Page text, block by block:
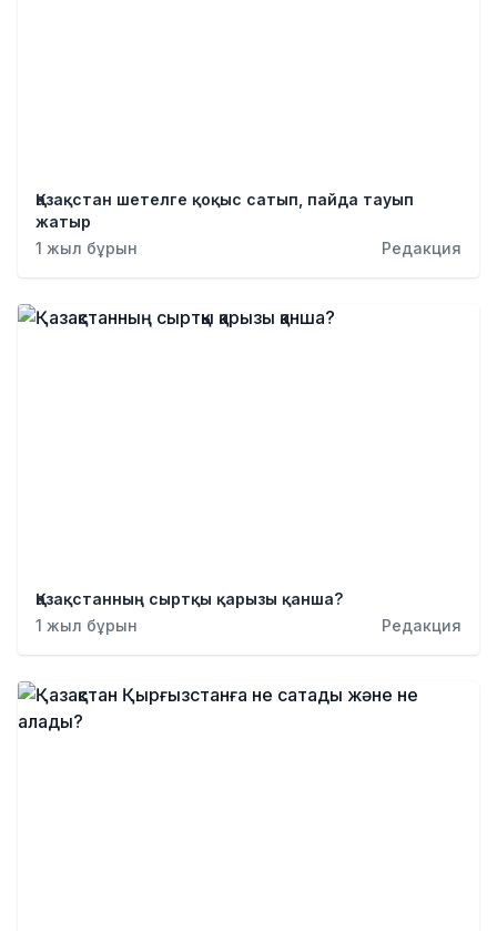
Қазақстан шетелге қоқыс сатып, пайда тауып
жатыр
1 жыл бұрын
Редакция
Қазақстанның сыртқы қарызы қанша?
1 жыл бұрын
Редакция